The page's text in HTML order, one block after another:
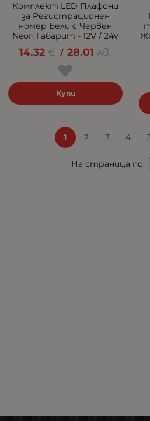
Комплект LED Плафони
за Регистрационен
номер Бели с Червен
Neon Габарит - 12V / 24V
14.32 € / 28.01 лв.
Купи
1 2 3 4
На страница по: